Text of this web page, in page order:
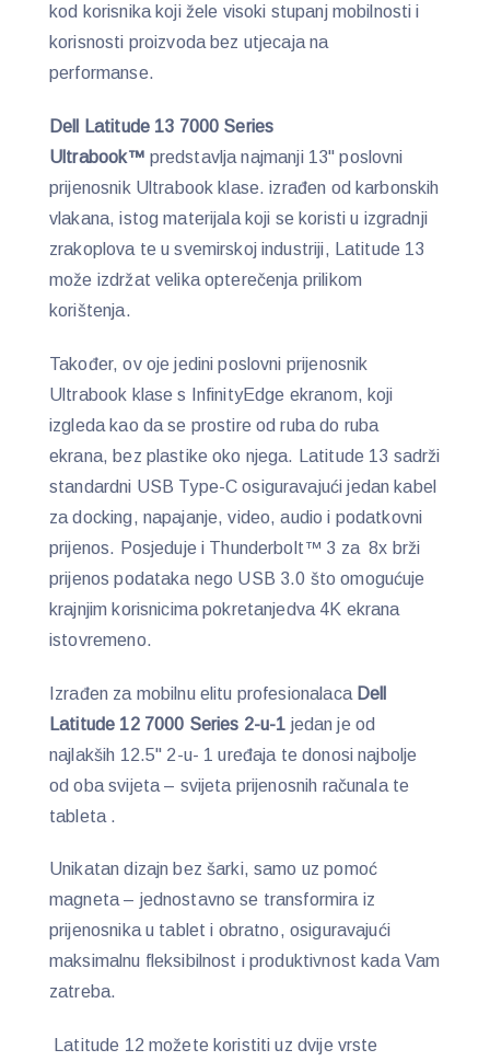
kod korisnika koji žele visoki stupanj mobilnosti i
korisnosti proizvoda bez utjecaja na
performanse.
Dell Latitude 13 7000 Series
Ultrabook™ predstavlja najmanji 13" poslovni
prijenosnik Ultrabook klase. izrađen od karbonskih
vlakana, istog materijala koji se koristi u izgradnji
zrakoplova te u svemirskoj industriji, Latitude 13
može izdržat velika opterečenja prilikom
korištenja.
Također, ov oje jedini poslovni prijenosnik
Ultrabook klase s InfinityEdge ekranom, koji
izgleda kao da se prostire od ruba do ruba
ekrana, bez plastike oko njega. Latitude 13 sadrži
standardni USB Type-C osiguravajući jedan kabel
za docking, napajanje, video, audio i podatkovni
prijenos. Posjeduje i Thunderbolt™ 3 za 8x brži
prijenos podataka nego USB 3.0 što omogućuje
krajnjim korisnicima pokretanjedva 4K ekrana
istovremeno.
Izrađen za mobilnu elitu profesionalaca Dell
Latitude 12 7000 Series 2-u-1 jedan je od
najlakših 12.5" 2-u- 1 uređaja te donosi najbolje
od oba svijeta – svijeta prijenosnih računala te
tableta .
Unikatan dizajn bez šarki, samo uz pomoć
magneta – jednostavno se transformira iz
prijenosnika u tablet i obratno, osiguravajući
maksimalnu fleksibilnost i produktivnost kada Vam
zatreba.
Latitude 12 možete koristiti uz dvije vrste